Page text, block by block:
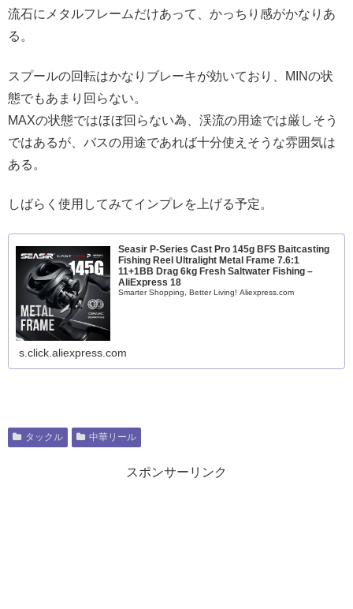
流石にメタルフレームだけあって、かっちり感がかなりあ
る。
スプールの回転はかなりブレーキが効いており、MINの状
態でもあまり回らない。
MAXの状態ではほぼ回らない為、渓流の用途では厳しそう
ではあるが、バスの用途であれば十分使えそうな雰囲気は
ある。
しばらく使用してみてインプレを上げる予定。
Seasir P-Series Cast Pro 145g BFS Baitcasting
Fishing Reel Ultralight Metal Frame 7.6:1
11+1BB Drag 6kg Fresh Saltwater Fishing –
AliExpress 18
Smarter Shopping, Better Living! Aliexpress.com
s.click.aliexpress.com
タックル 中華リール
スポンサーリンク